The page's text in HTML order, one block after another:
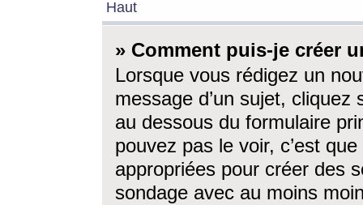
Haut
» Comment puis-je créer
Lorsque vous rédigez un
message d’un sujet, cliquez
au dessous du formulaire
pouvez pas le voir, c’est
appropriées pour créer des
sondage avec au moins